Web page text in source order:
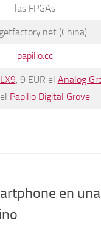
las FPGAs
(China)
papilio.cc
, 9 EUR el Analog
Papilio Digital Grove
en una